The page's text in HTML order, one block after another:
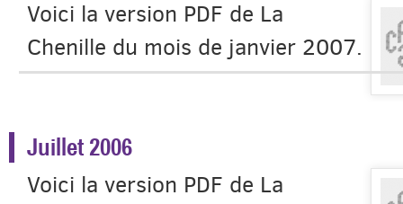
Voici la version PDF de La
Chenille du mois de janvier 2007.
Juillet 2006
Voici la version PDF de La